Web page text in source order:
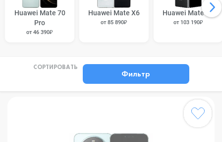
Huawei Mate 70
Pro
от 46 390₽
Huawei Mate X6
от 85 890₽
Huawei Mate X7
от 103 190₽
СОРТИРОВАТЬ
Фильтр